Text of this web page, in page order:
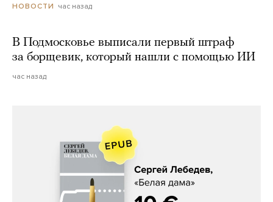
НОВОСТИ час назад
В Подмосковье выписали первый штраф
за борщевик, который нашли с помощью ИИ
час назад